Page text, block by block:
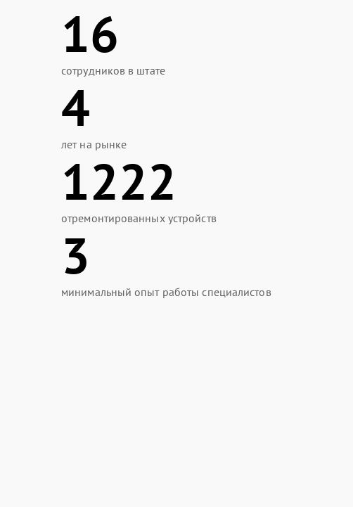
16
сотрудников в штате
4
лет на рынке
1222
отремонтированных устройств
3
минимальный опыт работы специалистов